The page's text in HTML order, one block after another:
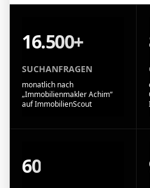
16.500+
SUCHANFRAGEN
monatlich nach
„Immobilienmakler Achim“
auf ImmobilienScout
60